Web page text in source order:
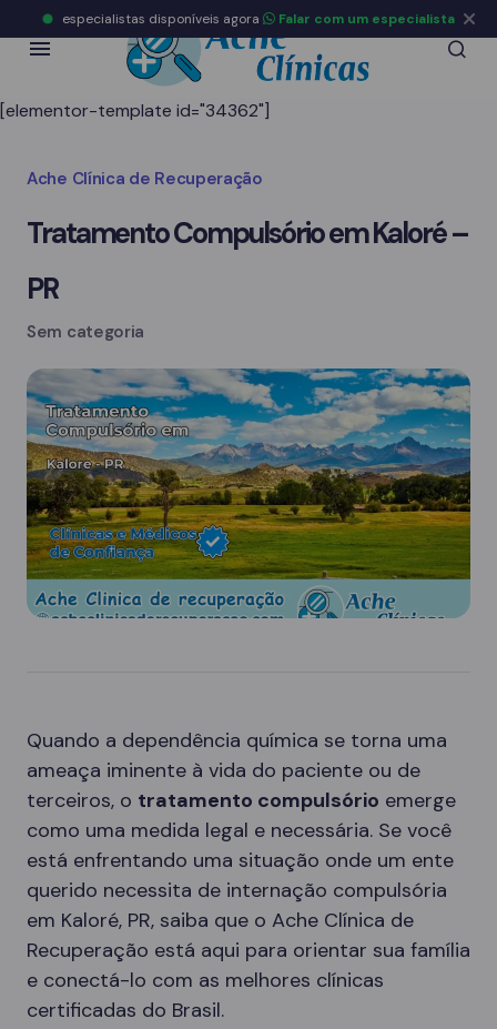
[elementor-template id="34362"]
Ache Clínica de Recuperação
Tratamento Compulsório em Kaloré –
PR
Sem categoria
Quando a dependência química se torna uma
ameaça iminente à vida do paciente ou de
terceiros, o tratamento compulsório emerge
como uma medida legal e necessária. Se você
está enfrentando uma situação onde um ente
querido necessita de internação compulsória
em Kaloré, PR, saiba que o Ache Clínica de
Recuperação está aqui para orientar sua família
e conectá-lo com as melhores clínicas
certificadas do Brasil.
especialistas disponíveis agora Falar com um especialista